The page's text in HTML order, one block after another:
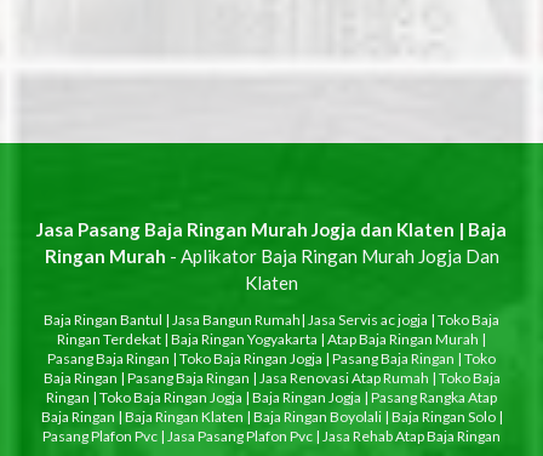
Jasa Pasang Baja Ringan Murah Jogja dan Klaten | Baja
Ringan Murah - Aplikator Baja Ringan Murah Jogja Dan
Klaten
Baja Ringan Bantul | Jasa Bangun Rumah| Jasa Servis ac jogja | Toko Baja
Ringan Terdekat | Baja Ringan Yogyakarta | Atap Baja Ringan Murah |
Pasang Baja Ringan | Toko Baja Ringan Jogja | Pasang Baja Ringan | Toko
Baja Ringan | Pasang Baja Ringan | Jasa Renovasi Atap Rumah | Toko Baja
Ringan | Toko Baja Ringan Jogja | Baja Ringan Jogja | Pasang Rangka Atap
Baja Ringan | Baja Ringan Klaten | Baja Ringan Boyolali| Baja Ringan Solo|
Pasang Plafon Pvc | Jasa Pasang Plafon Pvc | Jasa Rehab Atap Baja Ringan